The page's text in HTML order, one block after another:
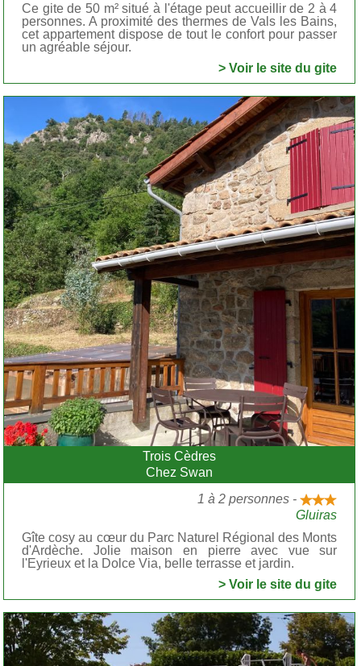
Ce gite de 50 m² situé à l'étage peut accueillir de 2 à 4
personnes. A proximité des thermes de Vals les Bains,
cet appartement dispose de tout le confort pour passer
un agréable séjour.
> Voir le site du gite
Trois Cèdres
Chez Swan
1 à 2 personnes -
Gluiras
Gîte cosy au cœur du Parc Naturel Régional des Monts
d'Ardèche. Jolie maison en pierre avec vue sur
l'Eyrieux et la Dolce Via, belle terrasse et jardin.
> Voir le site du gite